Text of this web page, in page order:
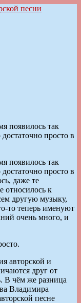
появилось так
просто в
появилось так
просто в
даже те
относилось к
другую музыку,
то теперь именуют
очень много, и
авторской и
друг от
В чём же разница
Владимира
песне